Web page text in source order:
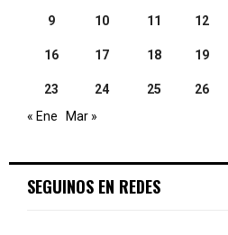
9 10 11 12
16 17 18 19
23 24 25 26
« Ene
Mar »
SEGUINOS EN REDES